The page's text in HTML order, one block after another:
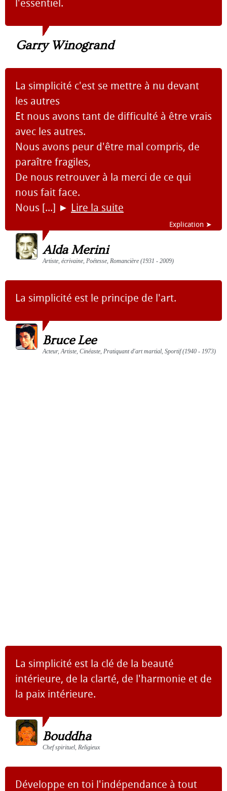
l'essentiel.
Garry Winogrand
La simplicité c'est se mettre à nu devant
les autres
Et nous avons tant de difficulté à être vrais
avec les autres.
Nous avons peur d'être mal compris, de
paraître fragiles,
De nous retrouver à la merci de ce qui
nous fait face.
Nous [...] ► Lire la suite
Explication ➤
Alda Merini
Artiste, écrivaine, Poétesse, Romancière (1931 - 2009)
La simplicité est le principe de l'art.
Bruce Lee
Acteur, Artiste, Cinéaste, Pratiquant d'art martial, Sportif (1940 - 1973)
La simplicité est la clé de la beauté
intérieure, de la clarté, de l'harmonie et de
la paix intérieure.
Bouddha
Chef spirituel, Religieux
Développe en toi l'indépendance à tout